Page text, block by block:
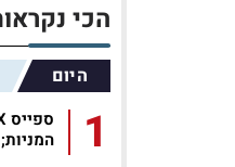
הכי
היום
1